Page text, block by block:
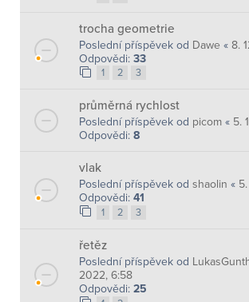
trocha geometrie
Poslední příspěvek od Dawe « 8.
Odpovědi: 33
1 2 3
průměrná rychlost
Poslední příspěvek od picom « 5.
Odpovědi: 8
vlak
Poslední příspěvek od shaolin «
Odpovědi: 41
1 2 3
řetěz
Poslední příspěvek od
2022, 6:58
Odpovědi: 25